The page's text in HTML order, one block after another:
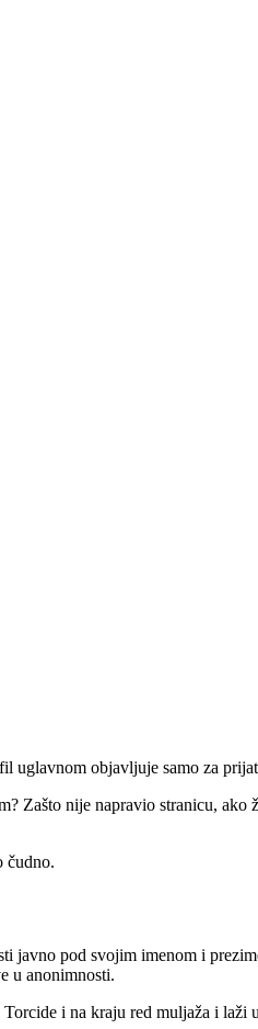
uglavnom objavljuje samo za
Zašto nije napravio stranicu,
čudno.
javno pod svojim imenom i
u anonimnosti.
i na kraju red muljaža i